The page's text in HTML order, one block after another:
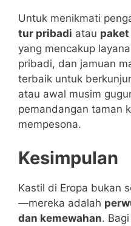
Untuk menikmati
tur pribadi atau
yang mencakup
pribadi, dan jamuan
terbaik untuk
atau awal musim
pemandangan taman
mempesona.
Kesimpulan
Kastil di Eropa bukan
—mereka adalah
dan kemewahan.